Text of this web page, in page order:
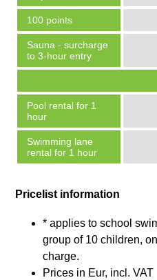
100 points
Sauna - surcharge
to 3-hour entry
Pool rental for 1
hour
Swimming lane
rental for 1 hour
Pricelist information
* applies to school
group of 10 children,
charge.
Prices in Eur, incl. VAT